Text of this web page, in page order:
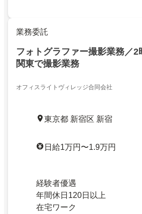
業務委託
フォトグラファー撮影業務／
関東で撮影業務
オフィスライトヴィレッジ合同会社
東京都 新宿区 新宿
日給1万円〜1.9万円
経験者優遇
年間休日120日以上
在宅ワーク